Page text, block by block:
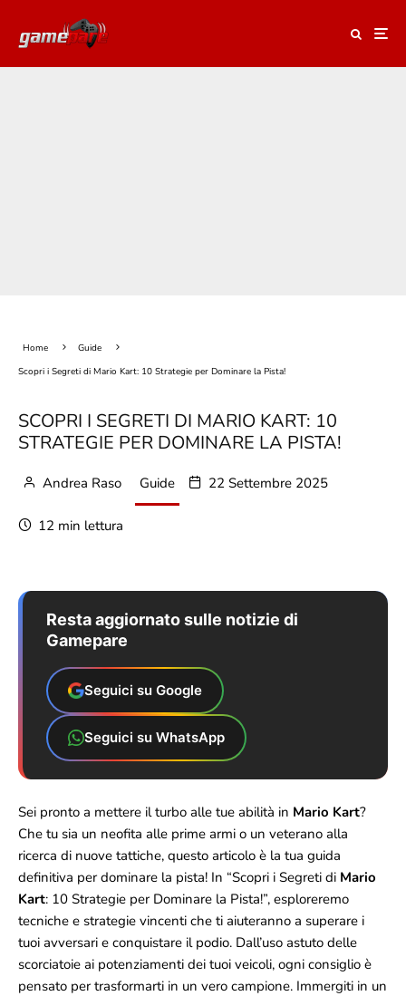
Home
Guide
Scopri i Segreti di Mario Kart: 10 Strategie per Dominare la Pista!
SCOPRI I SEGRETI DI MARIO KART: 10
STRATEGIE PER DOMINARE LA PISTA!
Andrea Raso Guide 22 Settembre 2025
12 min lettura
Resta aggiornato sulle notizie di
Gamepare
Seguici su Google
Seguici su WhatsApp
Sei pronto a mettere il turbo alle tue abilità in Mario Kart?
Che tu sia un neofita alle prime armi o un veterano alla
ricerca di nuove tattiche, questo articolo è la tua guida
definitiva per dominare la pista! In “Scopri i Segreti di Mario
Kart: 10 Strategie per Dominare la Pista!”, esploreremo
tecniche e strategie vincenti che ti aiuteranno a superare i
tuoi avversari e conquistare il podio. Dall’uso astuto delle
scorciatoie ai potenziamenti dei tuoi veicoli, ogni consiglio è
pensato per trasformarti in un vero campione. Immergiti in un